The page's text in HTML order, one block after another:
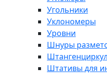
Угольники
Уклономеры
Уровни
Шнуры
Штативы для